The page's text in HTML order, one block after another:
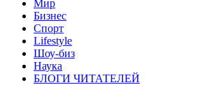
Мир
Бизнес
Спорт
Lifestyle
Шоу-биз
Наука
БЛОГИ ЧИТАТЕЛЕЙ